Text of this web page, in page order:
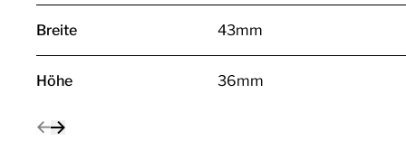
Breite
Höhe
43mm
36mm